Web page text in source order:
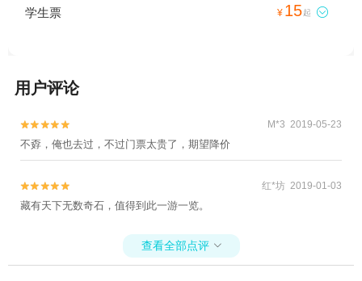
学生票 ¥ 15起 
用户评论

 M*3 2019-05-23
不孬，俺也去过，不过门票太贵了，期望降价

 红*坊 2019-01-03
藏有天下无数奇石，值得到此一游一览。
查看全部点评 